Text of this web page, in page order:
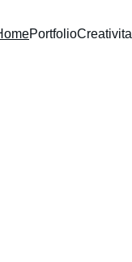
PortfolioCreativita